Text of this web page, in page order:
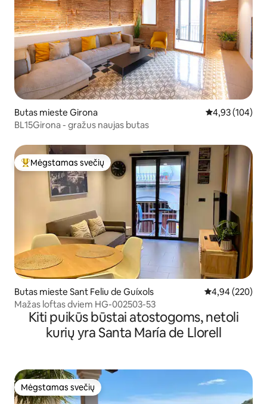
Butas mieste Girona Vidutinis
4,93 (104)
BL15Girona - gražus naujas butas
Svečių mėgstamiausias
Mėgstamas svečių
Butas mieste Sant Feliu de Guíxols Vidutinis
4,94 (220)
Mažas loftas dviem HG-002503-53
Kiti puikūs būstai atostogoms, netoli
kurių yra Santa María de Llorell
Mėgstamas svečių
Mėgstamas svečių